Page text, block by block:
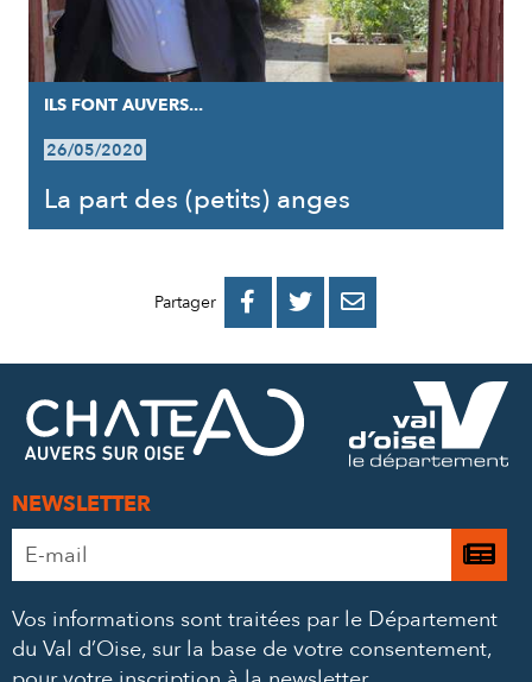
ILS FONT AUVERS...
26/05/2020
La part des (petits) anges
Partager 
PARTAGER
FACEBOOK
PARTAGER
PARTAGER
MAIL
NEWSLETTER
Adresse
e-
*
Je
à
Vos informations sont traitées par le Département
du Val d’Oise, sur la base de votre consentement,